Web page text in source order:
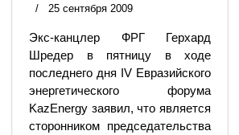
25 сентября 2009
Экс-канцлер ФРГ Герхард
Шредер в пятницу в ходе
последнего дня IV Евразийского
энергетического форума
KazEnergy заявил, что является
сторонником председательства